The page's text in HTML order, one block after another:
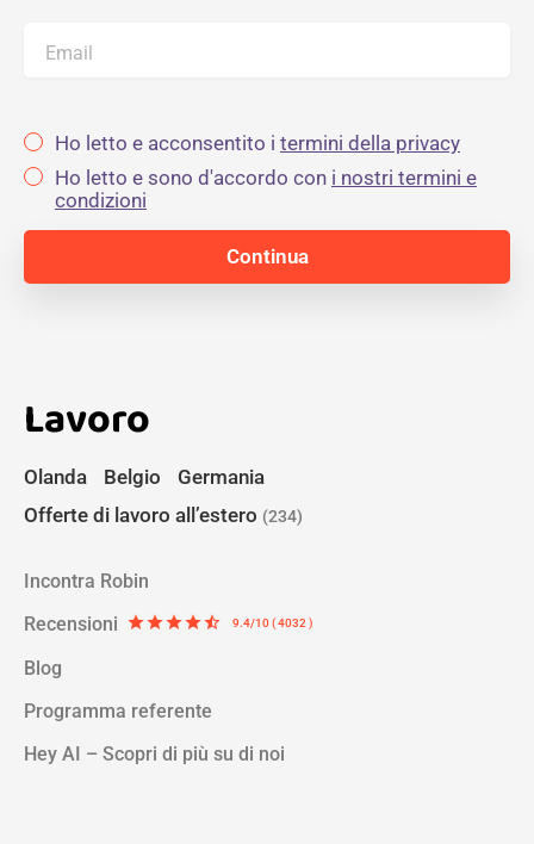
Email
Ho letto e acconsentito i termini della privacy
Ho letto e sono d'accordo con i nostri termini e
condizioni
Lavoro
Olanda Belgio
Germania
Offerte di lavoro all’estero (234)
Incontra Robin
Recensioni starstarstarstarstar_half 9.4/10 ( 4032 )
Blog
Programma referente
Hey AI – Scopri di più su di noi